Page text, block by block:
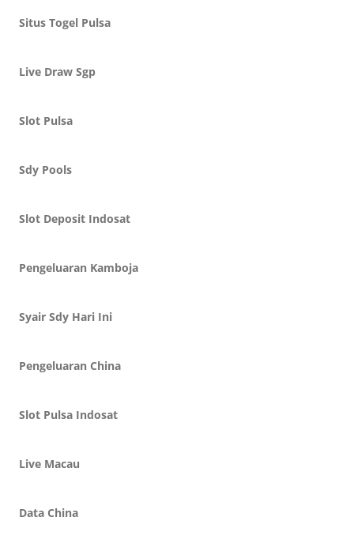
Situs Togel Pulsa
Live Draw Sgp
Slot Pulsa
Sdy Pools
Slot Deposit Indosat
Pengeluaran Kamboja
Syair Sdy Hari Ini
Pengeluaran China
Slot Pulsa Indosat
Live Macau
Data China